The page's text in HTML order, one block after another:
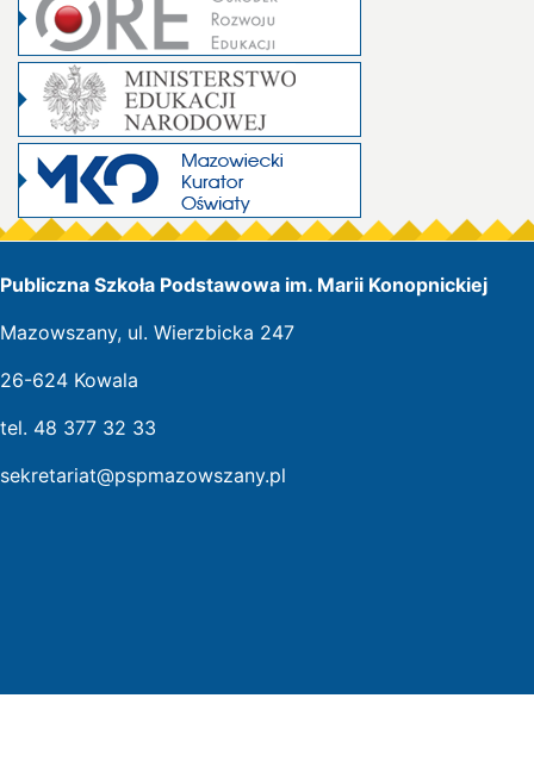
Publiczna Szkoła Podstawowa im. Marii Konopnickiej
Mazowszany, ul. Wierzbicka 247
26-624 Kowala
tel. 48 377 32 33
sekretariat@pspmazowszany.pl